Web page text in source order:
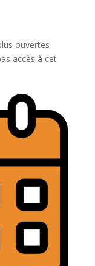
ouvertes
accès à cet